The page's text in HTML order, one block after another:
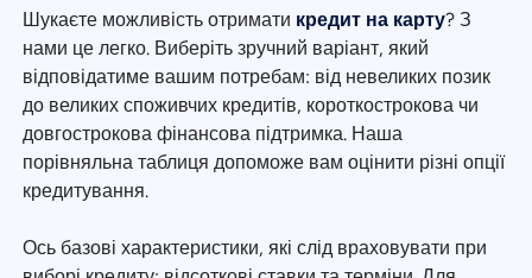
Шукаєте можливість отримати кредит на карту? З
нами це легко. Виберіть зручний варіант, який
відповідатиме вашим потребам: від невеликих позик
до великих споживчих кредитів, короткострокова чи
довгострокова фінансова підтримка. Наша
порівняльна таблиця допоможе вам оцінити різні опції
кредитування.
Ось базові характеристики, які слід враховувати при